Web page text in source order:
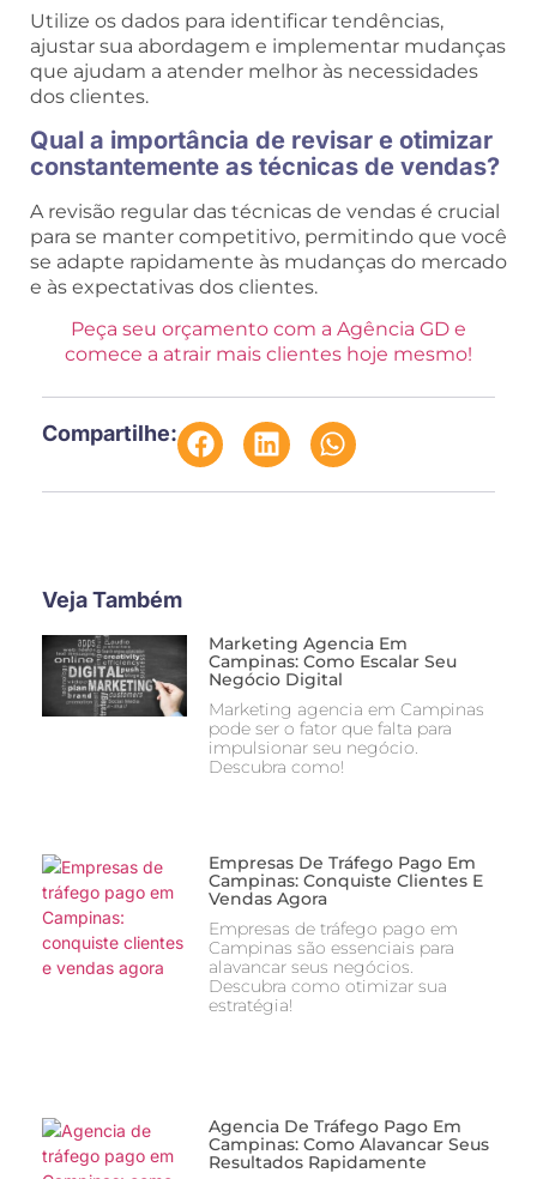
Utilize os dados para identificar tendências,
ajustar sua abordagem e implementar mudanças
que ajudam a atender melhor às necessidades
dos clientes.
Qual a importância de revisar e otimizar
constantemente as técnicas de vendas?
A revisão regular das técnicas de vendas é crucial
para se manter competitivo, permitindo que você
se adapte rapidamente às mudanças do mercado
e às expectativas dos clientes.
Peça seu orçamento com a Agência GD e
comece a atrair mais clientes hoje mesmo!
Compartilhe:
Veja Também
Marketing Agencia Em
Campinas: Como Escalar Seu
Negócio Digital
Marketing agencia em Campinas
pode ser o fator que falta para
impulsionar seu negócio.
Descubra como!
Empresas De Tráfego Pago Em
Campinas: Conquiste Clientes E
Vendas Agora
Empresas de tráfego pago em
Campinas são essenciais para
alavancar seus negócios.
Descubra como otimizar sua
estratégia!
Agencia De Tráfego Pago Em
Campinas: Como Alavancar Seus
Resultados Rapidamente